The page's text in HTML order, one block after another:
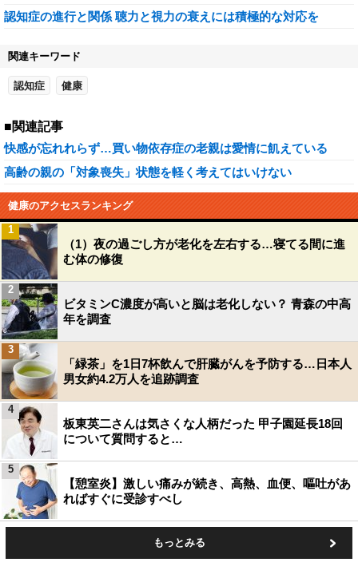
認知症の進行と関係 聴力と視力の衰えには積極的な対応を
関連キーワード
認知症 健康
■関連記事
快感が忘れれらず…買い物依存症の老親は愛情に飢えている
高齢の親の「対象喪失」状態を軽く考えてはいけない
健康のアクセスランキング
（1）夜の過ごし方が老化を左右する…寝てる間に進
む体の修復
1
ビタミンC濃度が高いと脳は老化しない？ 青森の中高
年を調査
2
「緑茶」を1日7杯飲んで肝臓がんを予防する…日本人
男女約4.2万人を追跡調査
3
板東英二さんは気さくな人柄だった 甲子園延長18回
について質問すると…
4
【憩室炎】激しい痛みが続き、高熱、血便、嘔吐があ
ればすぐに受診すべし
5
もっとみる